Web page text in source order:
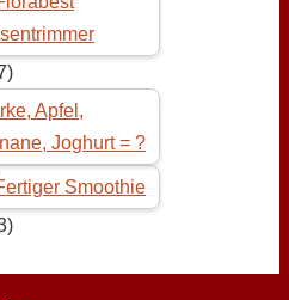
Apfel,
Joghurt = ?